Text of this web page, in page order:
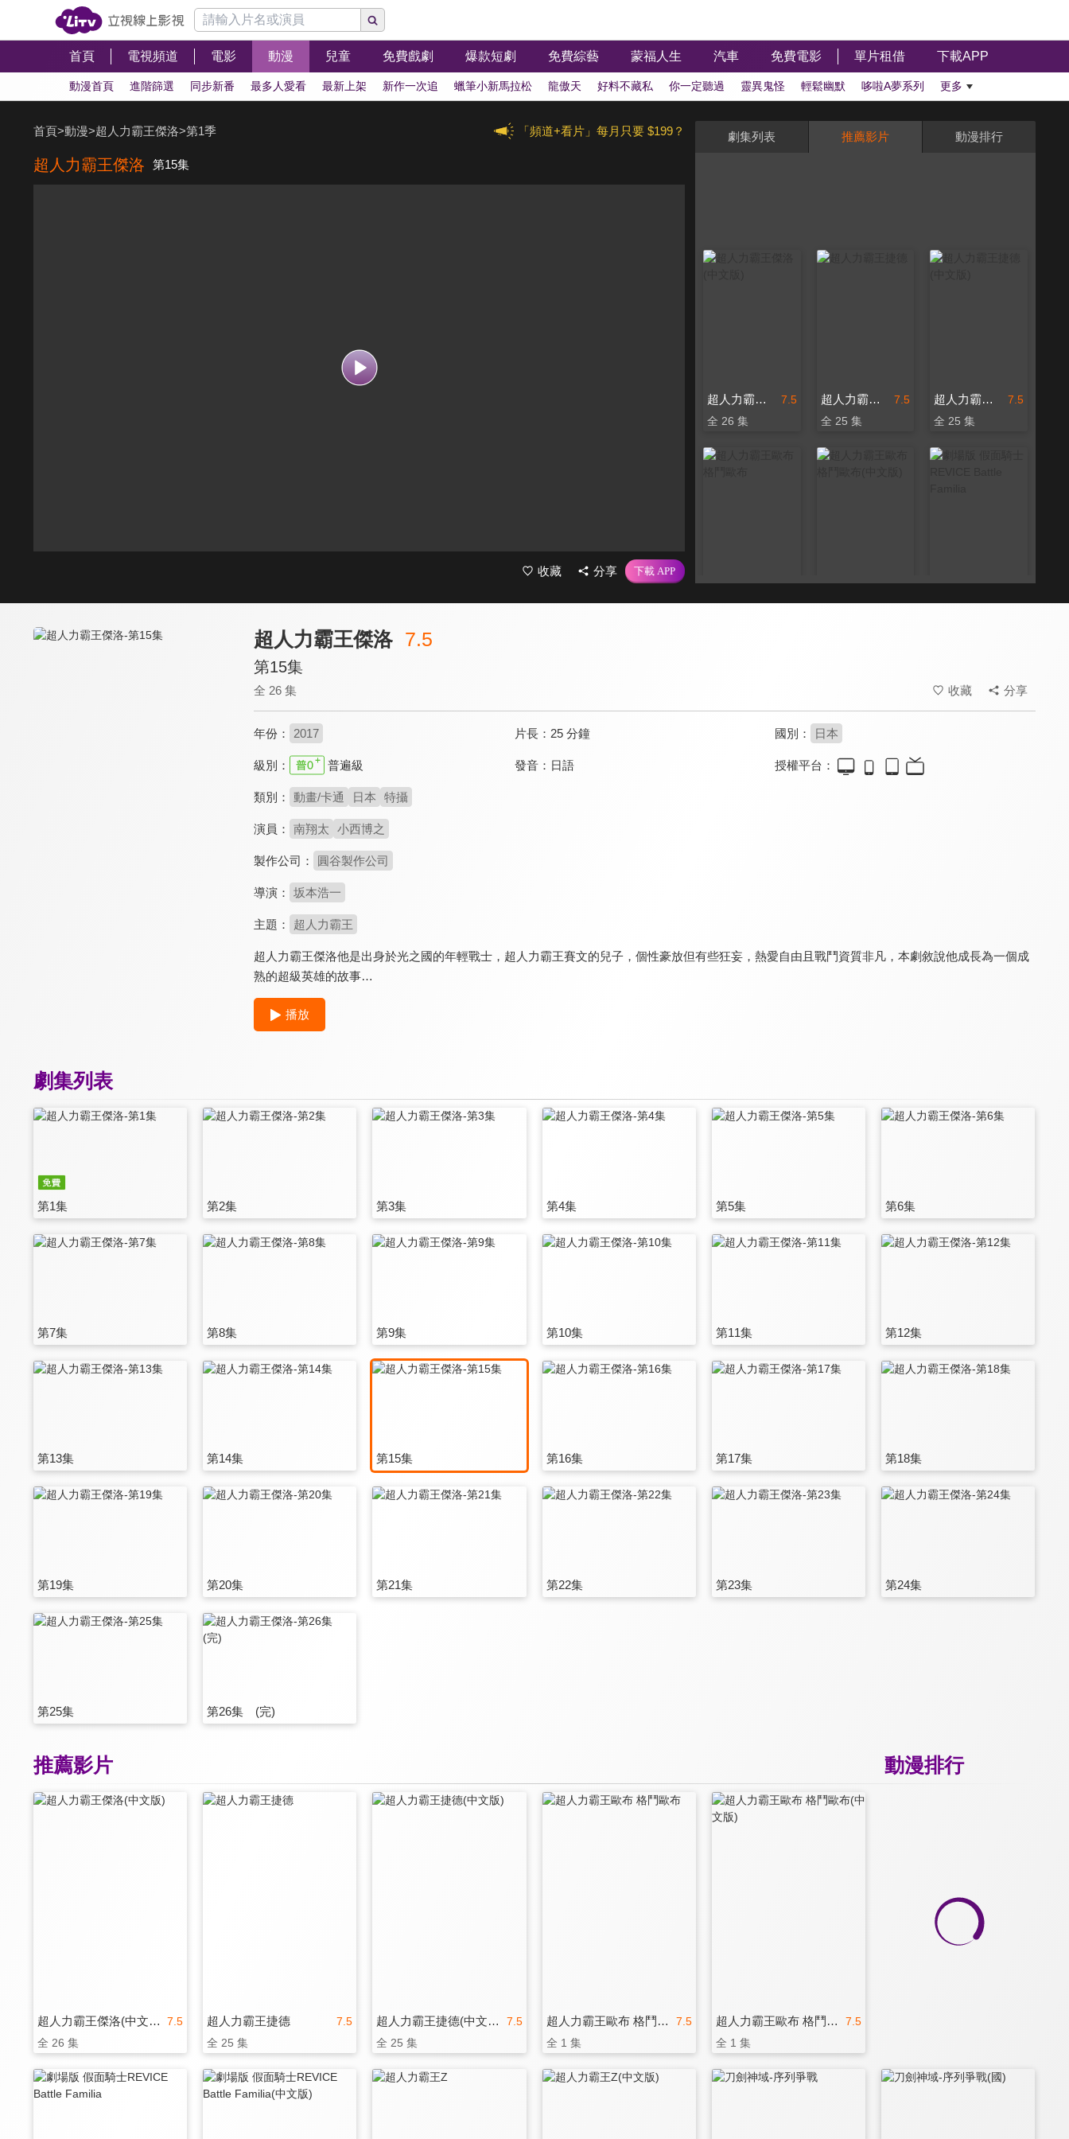
首頁 電視頻道 電影 動漫 兒童 免費戲劇 爆款短劇 免費綜藝 蒙福人生 汽車 免費電影 單片租借 下載APP
動漫首頁 進階篩選 同步新番 最多人愛看 最新上架 新作一次追 蠟筆小新馬拉松 龍傲天 好料不藏私 你一定聽過 靈異鬼怪 輕鬆幽默 哆啦A夢系列 更多
「頻道+看片」每月只要 $199？
首頁>動漫>超人力霸王傑洛>第1季
超人力霸王傑洛 第15集
收藏 分享
劇集列表 推薦影片 動漫排行
7.5
超人力霸王傑洛(中文版)
全 26 集
7.5
超人力霸王捷德
全 25 集
7.5
超人力霸王捷德(中文版)
全 25 集
7.5 7.5
超人力霸王Z
超人力霸王傑洛 7.5
第15集
全 26 集 收藏 分享
年份： 2017 片長： 25 分鐘 國別： 日本
級別： 普遍級 發音： 日語 授權平台：
類別： 動畫/卡通 日本 特攝
演員： 南翔太 小西博之
製作公司： 圓谷製作公司
導演： 坂本浩一
主題： 超人力霸王
超人力霸王傑洛他是出身於光之國的年輕戰士，超人力霸王賽文的兒子，個性豪放但有些狂妄，熱愛自由且戰鬥資質非凡，本劇敘說他成長為一個成
熟的超級英雄的故事…
播放
劇集列表
第1集 第2集 第3集 第4集 第5集 第6集
第7集 第8集 第9集 第10集 第11集 第12集
第13集 第14集 第15集 第16集 第17集 第18集
第19集 第20集 第21集 第22集 第23集 第24集
第25集 第26集 (完)
動漫排行
推薦影片
7.5
超人力霸王傑洛(中文版)
全 26 集
7.5
超人力霸王捷德
全 25 集
7.5
超人力霸王捷德(中文版)
全 25 集
7.5
超人力霸王歐布 格鬥歐布
全 1 集
7.5
超人力霸王歐布 格鬥歐布(中文版)
全 1 集